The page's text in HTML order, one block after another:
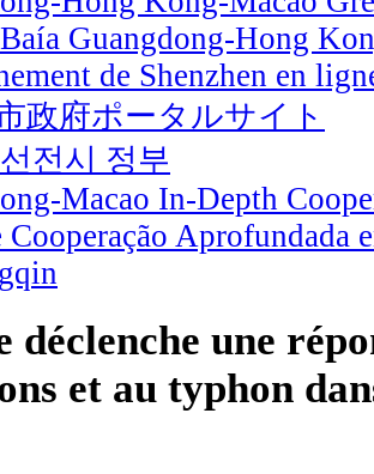
Guangdong-Hong
de Shenzhen en
政府ポータルサイト
전시 정부
Macao In-Depth
Cooperação Aprofundada
déclenche une
et au typhon